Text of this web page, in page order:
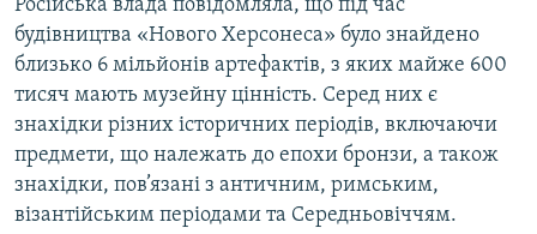
Російська влада повідомляла, що під час
будівництва «Нового Херсонеса» було знайдено
близько 6 мільйонів артефактів, з яких майже 600
тисяч мають музейну цінність. Серед них є
знахідки різних історичних періодів, включаючи
предмети, що належать до епохи бронзи, а також
знахідки, пов’язані з античним, римським,
візантійським періодами та Середньовіччям.